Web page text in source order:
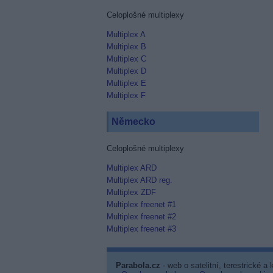
Celoplošné multiplexy
Multiplex A
Multiplex B
Multiplex C
Multiplex D
Multiplex E
Multiplex F
Německo
Celoplošné multiplexy
Multiplex ARD
Multiplex ARD reg.
Multiplex ZDF
Multiplex freenet #1
Multiplex freenet #2
Multiplex freenet #3
Parabola.cz - web o satelitní, terestrické a